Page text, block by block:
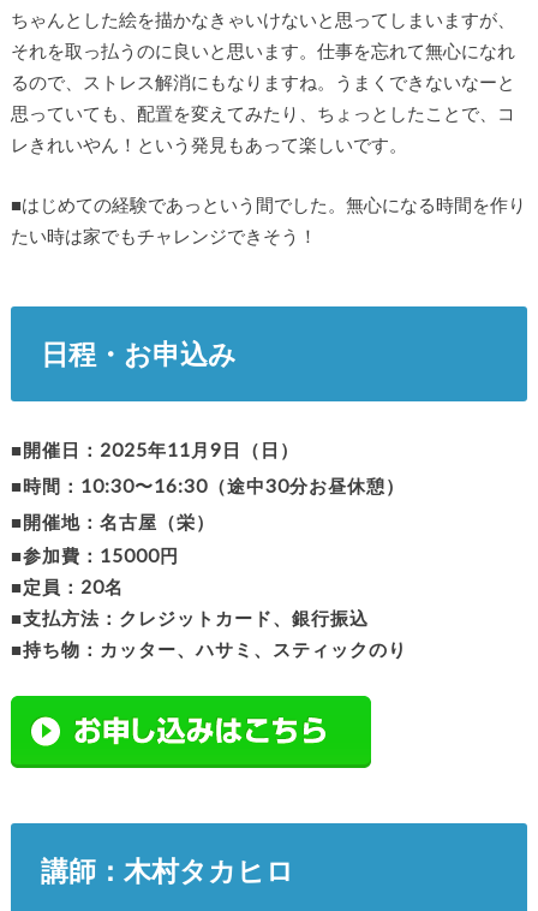
ちゃんとした絵を描かなきゃいけないと思ってしまいますが、
それを取っ払うのに良いと思います。仕事を忘れて無心になれ
るので、ストレス解消にもなりますね。うまくできないなーと
思っていても、配置を変えてみたり、ちょっとしたことで、コ
レきれいやん！という発見もあって楽しいです。
■はじめての経験であっという間でした。無心になる時間を作り
たい時は家でもチャレンジできそう！
日程・お申込み
■開催日：2025年11月9日（日）
■時間：10:30〜16:30（途中30分お昼休憩）
■開催地：名古屋（栄）
■参加費：15000円
■定員：20名
■支払方法：クレジットカード、銀行振込
■持ち物：カッター、ハサミ、スティックのり
講師：木村タカヒロ